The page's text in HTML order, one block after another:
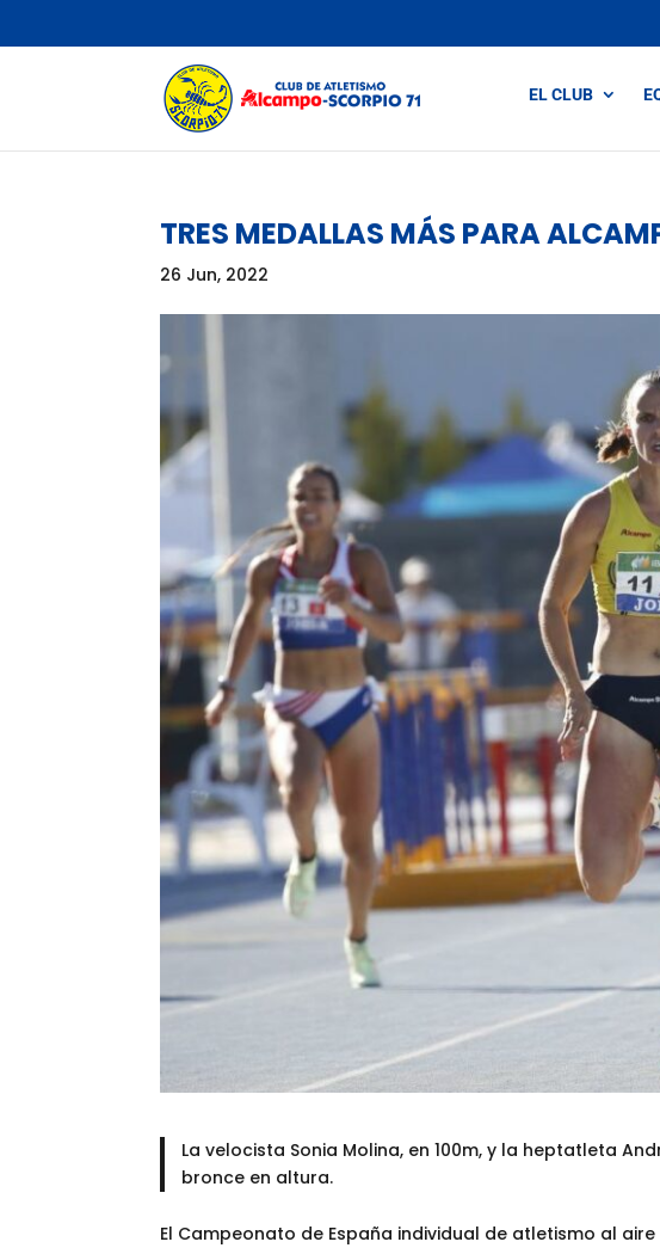
EL CLUB
TRES MEDALLAS MÁS PARA
26 Jun, 2022
La velocista Sonia Molina, en 100m, y la heptatleta
bronce en altura.
El Campeonato de España individual de atletismo al